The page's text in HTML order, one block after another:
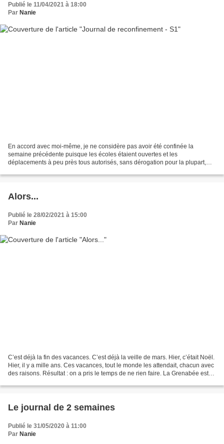
Publié le 11/04/2021 à 18:00
Par Nanie
En accord avec moi-même, je ne considère pas avoir été confinée la
semaine précédente puisque les écoles étaient ouvertes et les
déplacements à peu près tous autorisés, sans dérogation pour la plupart,
Alors...
Publié le 28/02/2021 à 15:00
Par Nanie
C’est déjà la fin des vacances. C’est déjà la veille de mars. Hier, c’était Noël.
Hier, il y a mille ans. Ces vacances, tout le monde les attendait, chacun avec
des raisons. Résultat : on a pris le temps de ne rien faire. La Grenabée est
Le journal de 2 semaines
Publié le 31/05/2020 à 11:00
Par Nanie